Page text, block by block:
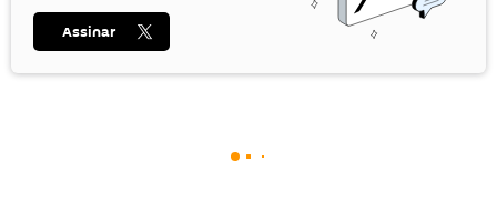
Assinar